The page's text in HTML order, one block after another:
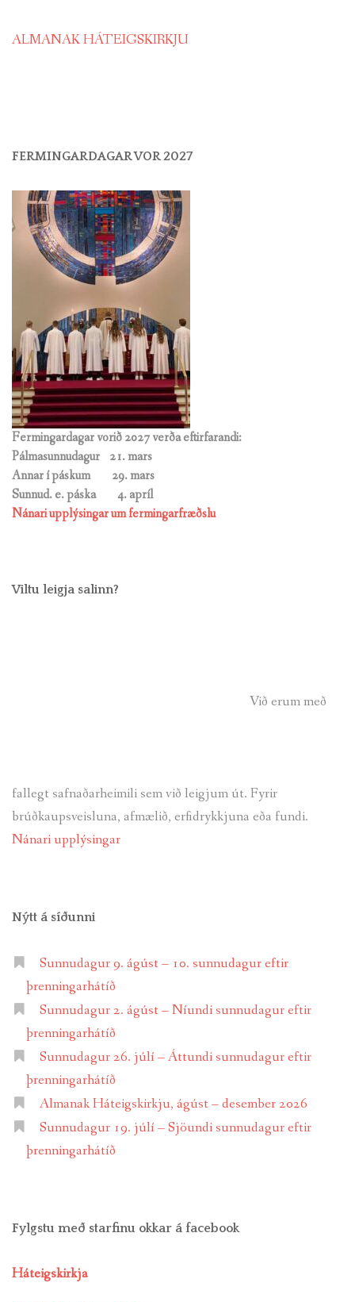
ALMANAK HÁTEIGSKIRKJU
FERMINGARDAGAR VOR 2027
Fermingardagar vorið 2027 verða eftirfarandi:
Pálmasunnudagur 21. mars
Annar í páskum 29. mars
Sunnud. e. páska 4. apríl
Nánari upplýsingar um fermingarfræðslu
Viltu leigja salinn?
Við erum með
fallegt safnaðarheimili sem við leigjum út. Fyrir
brúðkaupsveisluna, afmælið, erfidrykkjuna eða fundi.
Nánari upplýsingar
Nýtt á síðunni
Sunnudagur 9. ágúst – 10. sunnudagur eftir
þrenningarhátíð
Sunnudagur 2. ágúst – Níundi sunnudagur eftir
þrenningarhátíð
Sunnudagur 26. júlí – Áttundi sunnudagur eftir
þrenningarhátíð
Almanak Háteigskirkju, ágúst – desember 2026
Sunnudagur 19. júlí – Sjöundi sunnudagur eftir
þrenningarhátíð
Fylgstu með starfinu okkar á facebook
Háteigskirkja